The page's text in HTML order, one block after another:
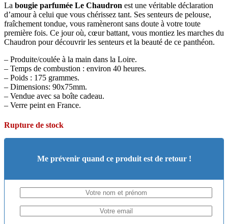
La bougie parfumée Le Chaudron est une véritable déclaration
d’amour à celui que vous chérissez tant. Ses senteurs de pelouse,
fraîchement tondue, vous ramèneront sans doute à votre toute
première fois. Ce jour où, cœur battant, vous montiez les marches du
Chaudron pour découvrir les senteurs et la beauté de ce panthéon.
– Produite/coulée à la main dans la Loire.
– Temps de combustion : environ 40 heures.
– Poids : 175 grammes.
– Dimensions: 90x75mm.
– Vendue avec sa boîte cadeau.
– Verre peint en France.
Rupture de stock
Me prévenir quand ce produit est de retour !